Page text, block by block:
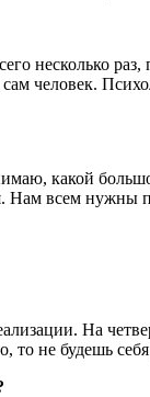
несколько
человек.
какой
Нам всем
На
то не будешь